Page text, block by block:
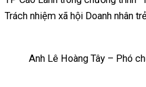
Trách nhiệm xã hội Doanh nhân
Anh Lê Hoàng Tây – Phó